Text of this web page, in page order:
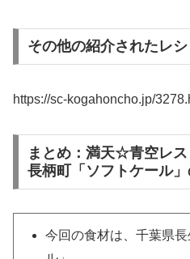
その他の紹介されたレ
https://sc-kogahoncho.jp/
まとめ：満天☆青空レ
長柄町「ソフトケール
今回の食材は、千葉県